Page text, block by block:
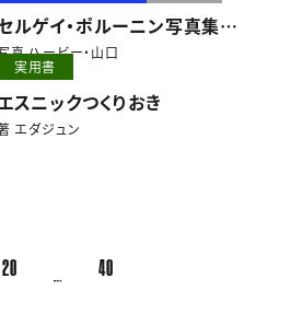
ルゲイ・ポルーニン写真集
Beginning of a Journey:
真 ハービー・山口
実用書
スニックつくりおき
エダジュン
20 40